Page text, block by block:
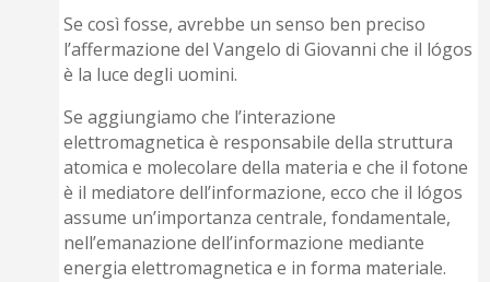
Se così fosse, avrebbe un senso ben preciso
l’affermazione del Vangelo di Giovanni che il lógos
è la luce degli uomini.
Se aggiungiamo che l’interazione
elettromagnetica è responsabile della struttura
atomica e molecolare della materia e che il fotone
è il mediatore dell’informazione, ecco che il lógos
assume un’importanza centrale, fondamentale,
nell’emanazione dell’informazione mediante
energia elettromagnetica e in forma materiale.